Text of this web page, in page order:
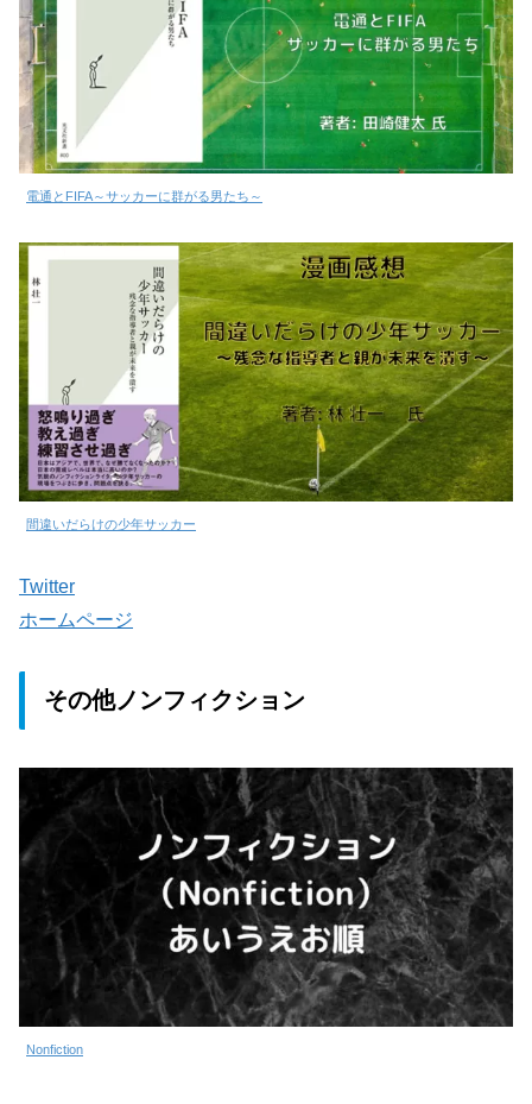
電通とFIFA～サッカーに群がる男たち～
間違いだらけの少年サッカー
Twitter
ホームページ
その他ノンフィクション
Nonfiction